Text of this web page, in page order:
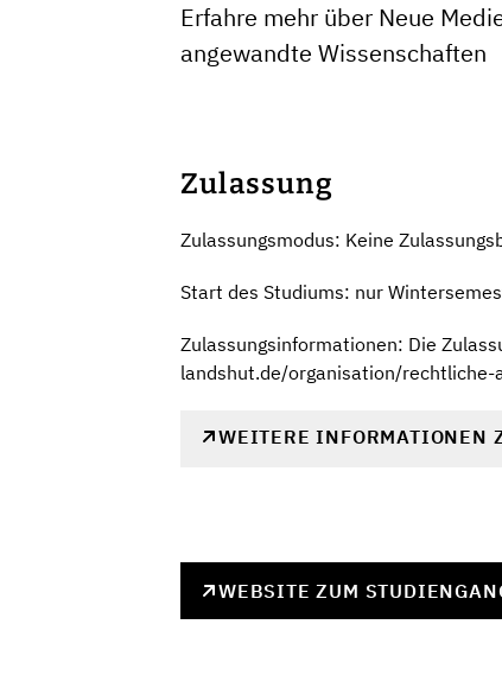
Erfahre mehr über Neue
angewandte Wissenschaften
Zulassung
Zulassungsmodus: Keine
Start des Studiums: nur
Zulassungsinformationen: Die
landshut.de/organisation/
WEITERE INFORMATIONEN
WEBSITE ZUM